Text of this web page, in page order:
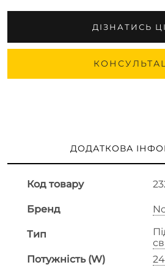
ДІЗНАТИСЬ
ДОДАТКОВА
Код товару
Бренд
Тип
Потужність (W)
24